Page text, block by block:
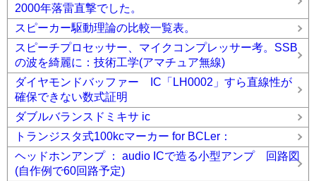
2000年落雷直撃でした。
スピーカー駆動理論の比較一覧表。
スピーチプロセッサー、マイクコンプレッサー考。SSB
の波を綺麗に：技術工学(アマチュア無線)
ダイヤモンドバッファー IC「LH0002」すら直線性が
確保できない数式証明
ダブルバランスドミキサ ic
トランジスタ式100kcマーカー for BCLer：
ヘッドホンアンプ ： audio ICで造る小型アンプ 回路図
(自作例で60回路予定)